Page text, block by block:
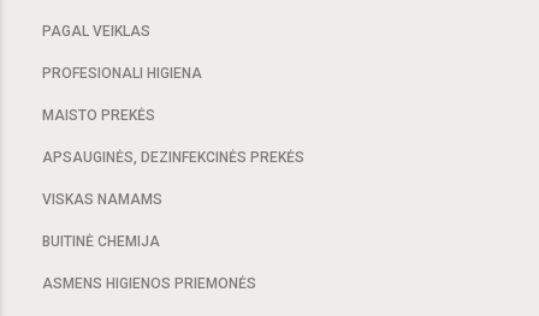
PAGAL VEIKLAS
PROFESIONALI HIGIENA
MAISTO PREKĖS
APSAUGINĖS, DEZINFEKCINĖS PREKĖS
VISKAS NAMAMS
BUITINĖ CHEMIJA
ASMENS HIGIENOS PRIEMONĖS